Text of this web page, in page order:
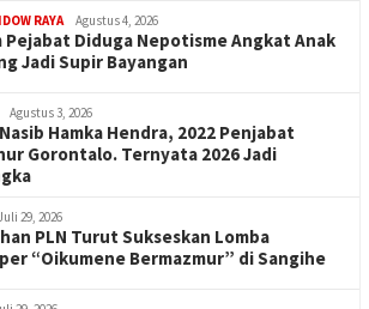
RAYA Agustus 4, 2026
Pejabat Diduga Nepotisme Angkat Anak
Jadi Supir Bayangan
Agustus 3, 2026
Hamka Hendra, 2022 Penjabat
Gorontalo. Ternyata 2026 Jadi
29, 2026
PLN Turut Sukseskan Lomba
“Oikumene Bermazmur” di Sangihe